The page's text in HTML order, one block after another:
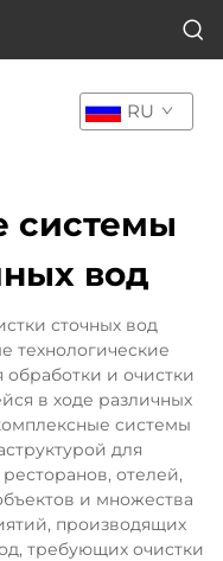
RU
системы
вод
сточных вод
технологические
и очистки
в ходе различных
системы
для
отелей,
и множества
производящих
требующих очистки